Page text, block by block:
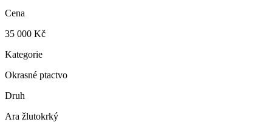
Cena
35 000 Kč
Kategorie
Okrasné ptactvo
Druh
Ara žlutokrký